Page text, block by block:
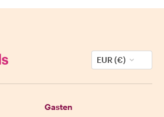
EUR (€)
Gasten